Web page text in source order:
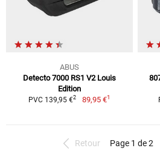
ABUS
Detecto 7000 RS1 V2 Louis
Edition
PVC 139,95 €2 89,95 €1
Retour Page 1 de 2